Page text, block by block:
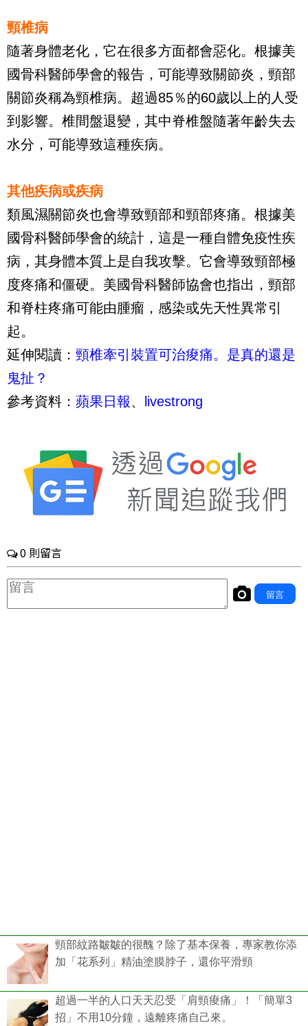
頸椎病
隨著身體老化，它在很多方面都會惡化。根據美
國骨科醫師學會的報告，可能導致關節炎，頸部
關節炎稱為頸椎病。超過85％的60歲以上的人受
到影響。椎間盤退變，其中脊椎盤隨著年齡失去
水分，可能導致這種疾病。
其他疾病或疾病
類風濕關節炎也會導致頸部和頸部疼痛。根據美
國骨科醫師學會的統計，這是一種自體免疫性疾
病，其身體本質上是自我攻擊。它會導致頸部極
度疼痛和僵硬。美國骨科醫師協會也指出，頸部
和脊柱疼痛可能由腫瘤，感染或先天性異常引
起。
延伸閱讀： 頸椎牽引裝置可治痠痛。是真的還是
鬼扯？
參考資料： 蘋果日報、 livestrong
頸部紋路皺皺的很醜？除了基本保養，專家教你添
加「花系列」精油塗膜脖子，還你平滑頸
超過一半的人口天天忍受「肩頸痠痛」！「簡單3
招」不用10分鐘，遠離疼痛自己來。